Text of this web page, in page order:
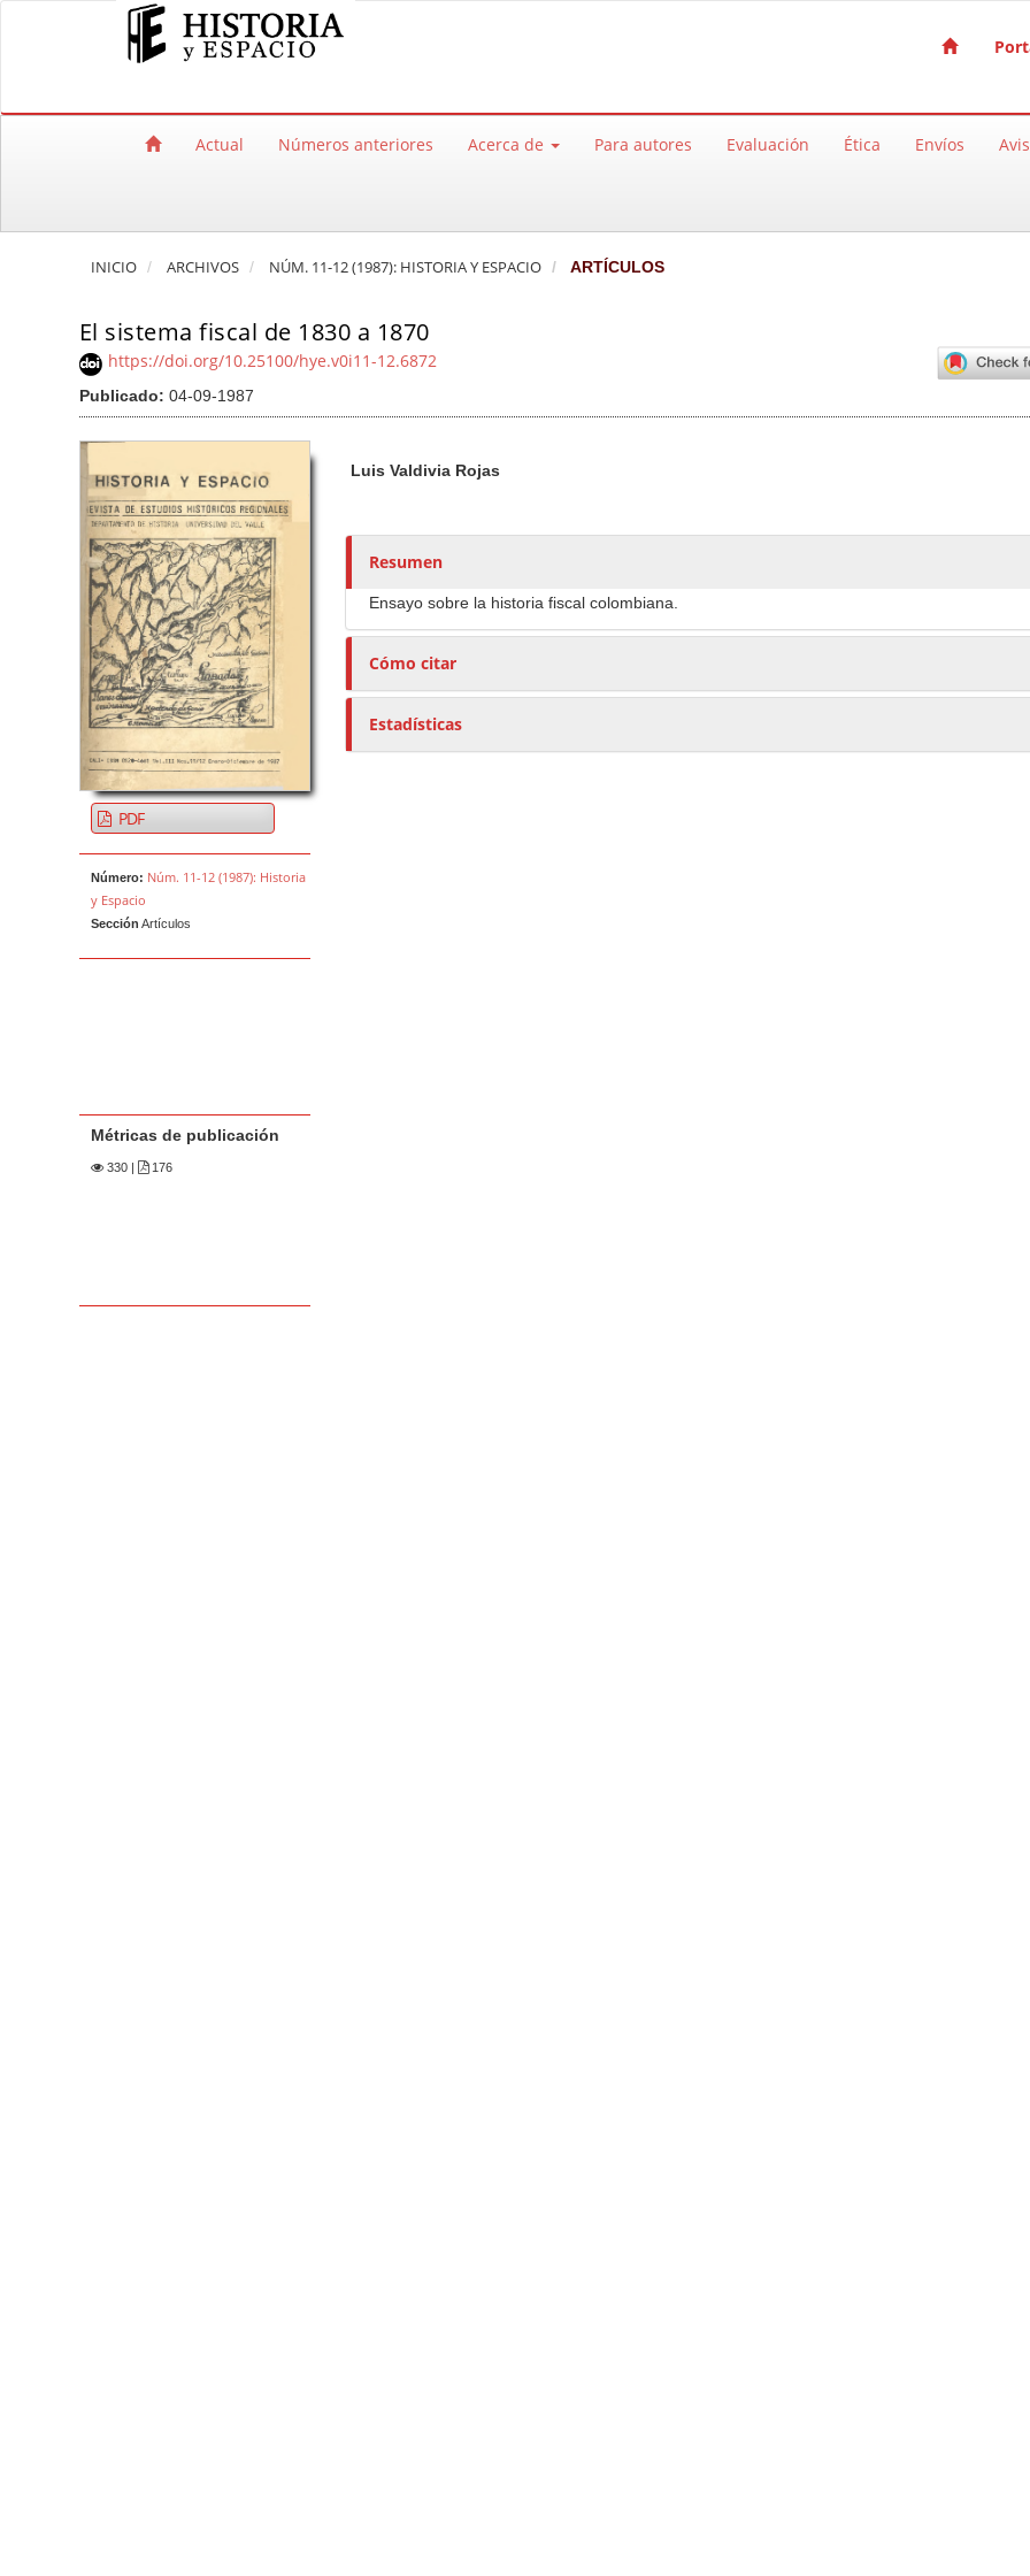
Salto rápido al contenido de la página
Navegación principal
Actual Números anteriores Acerca de Para autores Evaluación Ética Envíos
INICIO ARCHIVOS NÚM. 11-12 (1987): HISTORIA Y ESPACIO ARTÍCULOS
El sistema fiscal de 1830 a 1870
https://doi.org/10.25100/hye.v0i11-12.6872
Publicado: 04-09-1987
Barra lateral del artículo
PDF
Número: Núm. 11-12 (1987): Historia
y Espacio
Sección Artículos
Métricas de publicación
330| 176
u
o
e
/
s
Luis Valdivia Rojas
Resumen
Ensayo sobre la historia fiscal colombiana.
Cómo citar
Estadísticas